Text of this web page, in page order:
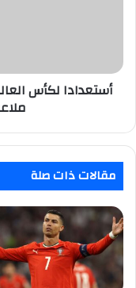
ملاعب
تدريب
مقالات ذات صلة